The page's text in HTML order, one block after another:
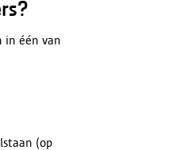
in één van
(op